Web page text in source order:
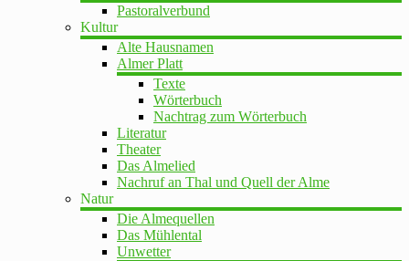
Pastoralverbund
Kultur
Alte Hausnamen
Almer Platt
Texte
Wörterbuch
Nachtrag zum Wörterbuch
Literatur
Theater
Das Almelied
Nachruf an Thal und Quell der Alme
Natur
Die Almequellen
Das Mühlental
Unwetter